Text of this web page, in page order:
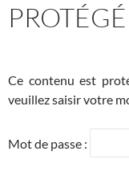
Ce contenu est
veuillez saisir votre
Mot de passe :